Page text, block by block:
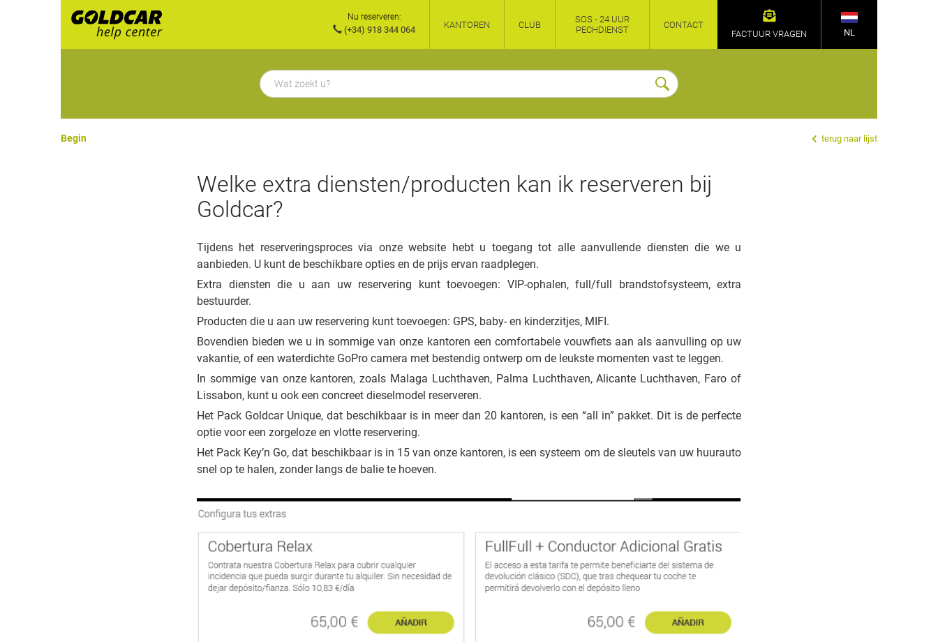
Nu reserveren:
(+34) 918 344 064 KANTOREN CLUB
SOS - 24 UUR
PECHDIENST
CONTACT
FACTUUR VRAGEN
NL
Begin terug naar lijst
Welke extra diensten/producten kan ik reserveren bij
Goldcar?
Tijdens het reserveringsproces via onze website hebt u toegang tot alle aanvullende diensten die we u
aanbieden. U kunt de beschikbare opties en de prijs ervan raadplegen.
Extra diensten die u aan uw reservering kunt toevoegen: VIP-ophalen, full/full brandstofsysteem, extra
bestuurder.
Producten die u aan uw reservering kunt toevoegen: GPS, baby- en kinderzitjes, MIFI.
Bovendien bieden we u in sommige van onze kantoren een comfortabele vouwfiets aan als aanvulling op uw
vakantie, of een waterdichte GoPro camera met bestendig ontwerp om de leukste momenten vast te leggen.
In sommige van onze kantoren, zoals Malaga Luchthaven, Palma Luchthaven, Alicante Luchthaven, Faro of
Lissabon, kunt u ook een concreet dieselmodel reserveren.
Het Pack Goldcar Unique, dat beschikbaar is in meer dan 20 kantoren, is een “all in” pakket. Dit is de perfecte
optie voor een zorgeloze en vlotte reservering.
Het Pack Key’n Go, dat beschikbaar is in 15 van onze kantoren, is een systeem om de sleutels van uw huurauto
snel op te halen, zonder langs de balie te hoeven.